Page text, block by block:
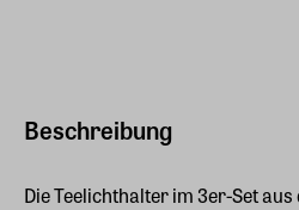
Beschreibung
Die Teelichthalter im 3er-Set